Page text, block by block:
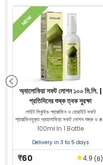
অ্যালোফিয়া সফট লোশন ১০০ মি.লি. |
প্রতিদিনের শুষ্ক ত্বক সুরক্ষা
লাইট লিকুইড প্যারাফিন ও হোয়াইট সফট
প্যারাফিনযুক্ত অ্যালোফিয়া সফট লোশন শুষ্ক ও
ত্বককে গভীরভাবে ময়েশ্চারাইজ করে। ত্বকের কোমলতা
করে।
100ml In 1 Bottle
Delivery in 3 to 5 days
₹60 ★4.9 (8)
NEW